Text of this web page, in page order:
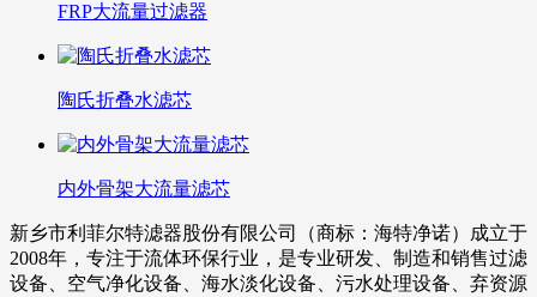
FRP大流量过滤器
陶氏折叠水滤芯
内外骨架大流量滤芯
新乡市利菲尔特滤器股份有限公司（商标：海特净诺）成立于
2008年，专注于流体环保行业，是专业研发、制造和销售过滤
设备、空气净化设备、海水淡化设备、污水处理设备、弃资源